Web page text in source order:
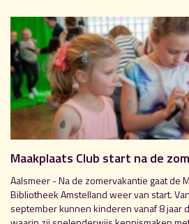
Maakplaats Club start na de
Aalsmeer - Na de zomervakantie gaat de
Bibliotheek Amstelland weer van start.
september kunnen kinderen vanaf 8 jaar